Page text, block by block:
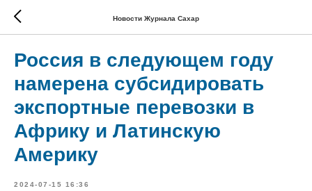
Новости Журнала Сахар
Россия в следующем году
намерена субсидировать
экспортные перевозки в
Африку и Латинскую
Америку
2024-07-15 16:36